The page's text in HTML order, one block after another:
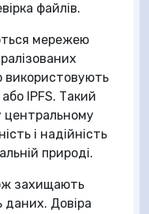
файлів.
мережею
використовують
IPFS. Такий
центральному
і надійність
природі.
захищають
даних. Довіра